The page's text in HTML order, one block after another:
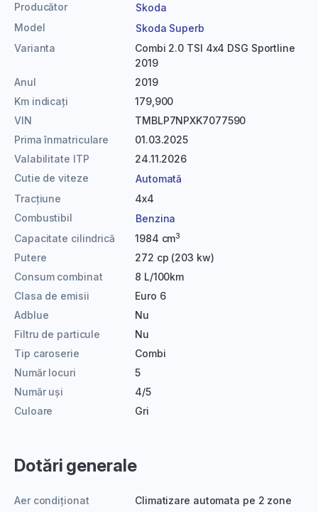
Producător
Skoda
Model
Skoda Superb
Varianta
Combi 2.0 TSI 4x4 DSG Sportline
2019
Anul
2019
Km indicați
179,900
VIN
TMBLP7NPXK7077590
Prima înmatriculare
01.03.2025
Valabilitate ITP
24.11.2026
Cutie de viteze
Automată
Tracțiune
4x4
Combustibil
Benzina
Capacitate cilindrică
1984 cm3
Putere
272 cp (203 kw)
Consum combinat
8 L/100km
Clasa de emisii
Euro 6
Adblue
Nu
Filtru de particule
Nu
Tip caroserie
Combi
Număr locuri
5
Număr uși
4/5
Culoare
Gri
Dotări generale
Aer condiționat
Climatizare automata pe 2 zone